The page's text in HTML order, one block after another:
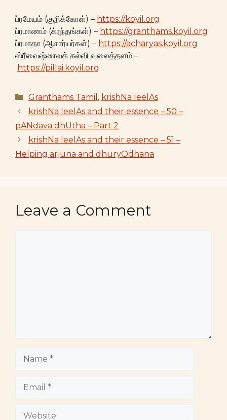
ப்ரமேயம் (குறிக்கோள்) – https://koyil.org
ப்ரமாணம் (க்ரந்தங்கள்) – https://granthams.koyil.org
ப்ரமாதா (ஆசார்யர்கள்) – https://acharyas.koyil.org
ஸ்ரீவைஷ்ணவக் கல்வி வலைத்தளம் –
https://pillai.koyil.org
Categories
Granthams Tamil , krishNa leelAs
krishNa leelAs and their essence – 50 –
pANdava dhUtha – Part 2
krishNa leelAs and their essence – 51 –
Helping arjuna and dhuryOdhana
Leave a Comment
Website